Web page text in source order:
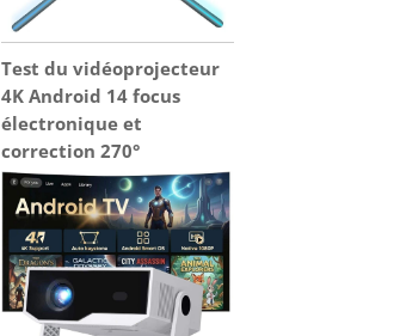
Test du vidéoprojecteur
4K Android 14 focus
électronique et
correction 270°